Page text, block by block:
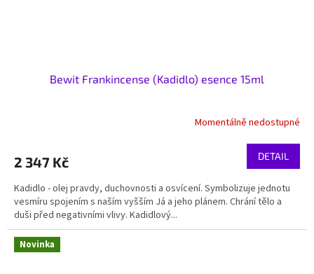
Bewit Frankincense (Kadidlo) esence 15ml
Momentálně nedostupné
2 347 Kč DETAIL
Kadidlo - olej pravdy, duchovnosti a osvícení. Symbolizuje jednotu
vesmíru spojením s naším vyšším Já a jeho plánem. Chrání tělo a
duši před negativními vlivy. Kadidlový...
Novinka